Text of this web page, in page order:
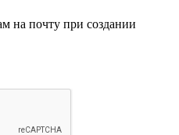
на почту при создании